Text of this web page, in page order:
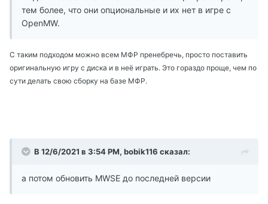
тем более, что они опциональные и их нет в игре с
OpenMW.
С таким подходом можно всем МФР пренебречь, просто поставить
оригинальную игру с диска и в неё играть. Это гораздо проще, чем по
сути делать свою сборку на базе МФР.
В 12/6/2021 в 3:54 PM, bobik116 сказал:
а потом обновить MWSE до последней версии